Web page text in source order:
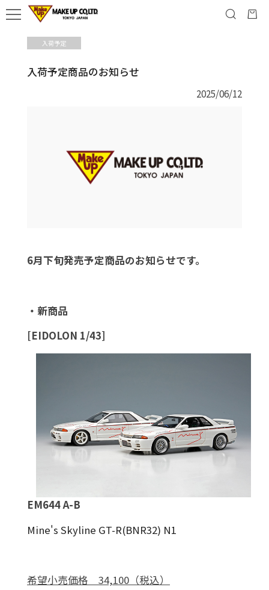
入荷予定
入荷予定商品のお知らせ
2025/06/12
6月下旬発売予定商品のお知らせです。
・新商品
[EIDOLON 1/43]
EM644 A-B
Mine's Skyline GT-R(BNR32) N1
希望小売価格 34,100（税込）